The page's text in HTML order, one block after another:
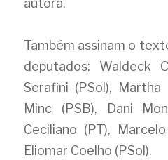
autora.
Também assinam o
deputados: Waldeck
Serafini (PSol), Martha
Minc (PSB), Dani
Ceciliano (PT),
Eliomar Coelho (PSol).